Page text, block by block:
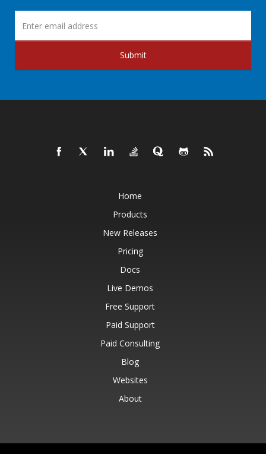
Submit
Home
Products
New Releases
Pricing
Docs
Live Demos
Free Support
Paid Support
Paid Consulting
Blog
Websites
About